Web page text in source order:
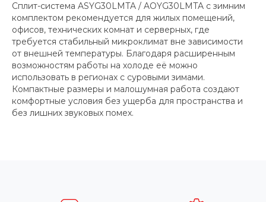
Сплит-система ASYG30LMTA / AOYG30LMTA с зимним
комплектом рекомендуется для жилых помещений,
офисов, технических комнат и серверных, где
требуется стабильный микроклимат вне зависимости
от внешней температуры. Благодаря расширенным
возможностям работы на холоде её можно
использовать в регионах с суровыми зимами.
Компактные размеры и малошумная работа создают
комфортные условия без ущерба для пространства и
без лишних звуковых помех.